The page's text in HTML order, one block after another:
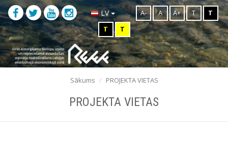
LV A- A A+ T
T
T
T
Sākums PROJEKTA VIETAS
PROJEKTA VIETAS